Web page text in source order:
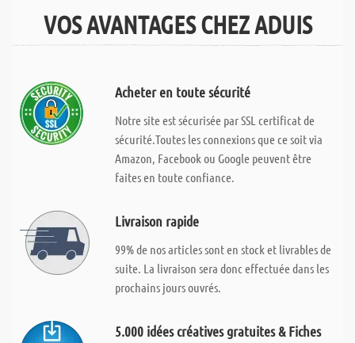
VOS AVANTAGES CHEZ ADUIS
Acheter en toute sécurité
Notre site est sécurisée par SSL certificat de
sécurité.Toutes les connexions que ce soit via
Amazon, Facebook ou Google peuvent être
faites en toute confiance.
Livraison rapide
99% de nos articles sont en stock et livrables de
suite. La livraison sera donc effectuée dans les
prochains jours ouvrés.
5.000 idées créatives gratuites & Fiches